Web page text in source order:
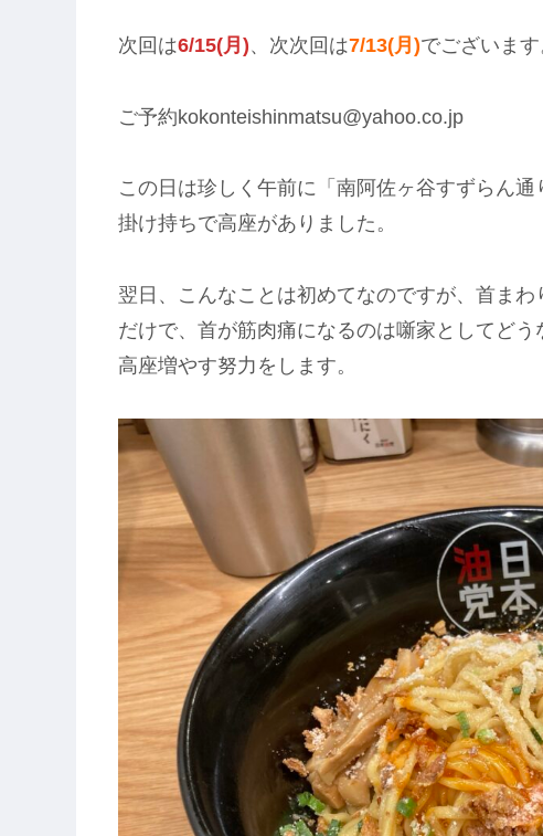
次回は6/15(月)、次次回は7/13(月)でございます
ご予約kokonteishinmatsu@yahoo.co.jp
この日は珍しく午前に「南阿佐ヶ谷すずらん
掛け持ちで高座がありました。
翌日、こんなことは初めてなのですが、首ま
だけで、首が筋肉痛になるのは噺家としてど
高座増やす努力をします。